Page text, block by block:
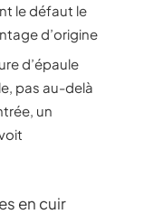
le défaut le
d’origine
d’épaule
pas au-delà
un
en cuir